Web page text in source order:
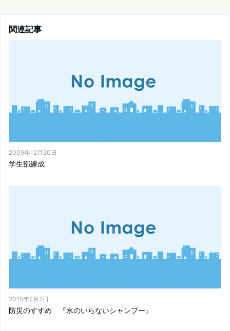
関連記事
2009年12月20日
学生部練成
2015年2月2日
防災のすすめ 『水のいらないシャンプー』